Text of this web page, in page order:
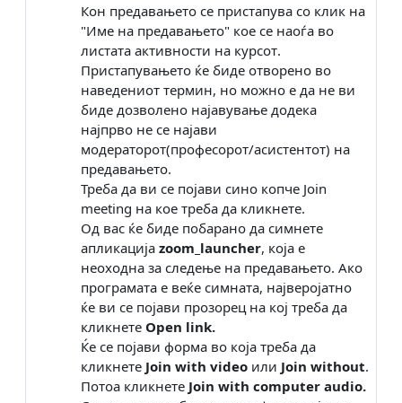
Кон предавањето се пристапува со клик на
"Име на предавањето" кое се наоѓа во
листата активности на курсот.
Пристапувањето ќе биде отворено во
наведениот термин, но можно е да не ви
биде дозволено најавување додека
најпрво не се најaви
модераторот(професорот/асистентот) на
предавањето.
Треба да ви се појави сино копче Join
meeting на кое треба да кликнете.
Од вас ќе биде побарано да симнете
апликација zoom_launcher, која е
неоходна за следење на предавањето. Ако
програмата е веќе симната, најверојатно
ќе ви се појави прозoрец на кој треба да
кликнете Open link.
Ќе се појави форма во која треба да
кликнете Join with video или Join without.
Потоа кликнете Join with computer audio.